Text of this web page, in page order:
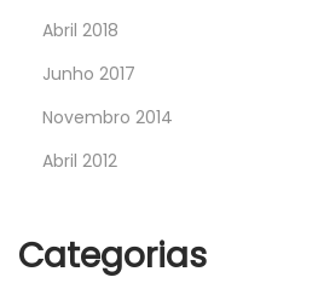
Abril 2018
Junho 2017
Novembro 2014
Abril 2012
Categorias